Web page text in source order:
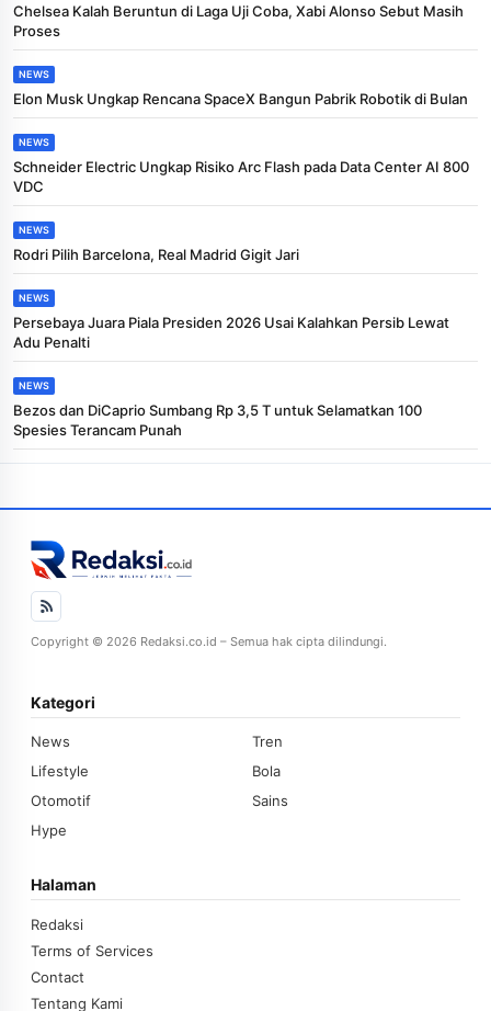
Chelsea Kalah Beruntun di Laga Uji Coba, Xabi Alonso Sebut Masih
Proses
NEWS
Elon Musk Ungkap Rencana SpaceX Bangun Pabrik Robotik di Bulan
NEWS
Schneider Electric Ungkap Risiko Arc Flash pada Data Center AI 800
VDC
NEWS
Rodri Pilih Barcelona, Real Madrid Gigit Jari
NEWS
Persebaya Juara Piala Presiden 2026 Usai Kalahkan Persib Lewat
Adu Penalti
NEWS
Bezos dan DiCaprio Sumbang Rp 3,5 T untuk Selamatkan 100
Spesies Terancam Punah
Copyright © 2026 Redaksi.co.id – Semua hak cipta dilindungi.
Kategori
News
Tren
Lifestyle
Bola
Otomotif
Sains
Hype
Halaman
Redaksi
Terms of Services
Contact
Tentang Kami